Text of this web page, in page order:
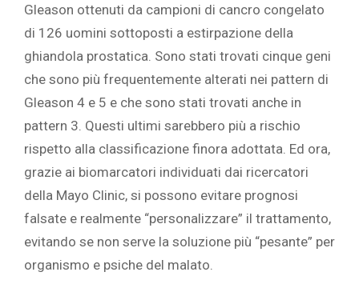
Gleason ottenuti da campioni di cancro congelato
di 126 uomini sottoposti a estirpazione della
ghiandola prostatica. Sono stati trovati cinque geni
che sono più frequentemente alterati nei pattern di
Gleason 4 e 5 e che sono stati trovati anche in
pattern 3. Questi ultimi sarebbero più a rischio
rispetto alla classificazione finora adottata. Ed ora,
grazie ai biomarcatori individuati dai ricercatori
della Mayo Clinic, si possono evitare prognosi
falsate e realmente “personalizzare” il trattamento,
evitando se non serve la soluzione più “pesante” per
organismo e psiche del malato.